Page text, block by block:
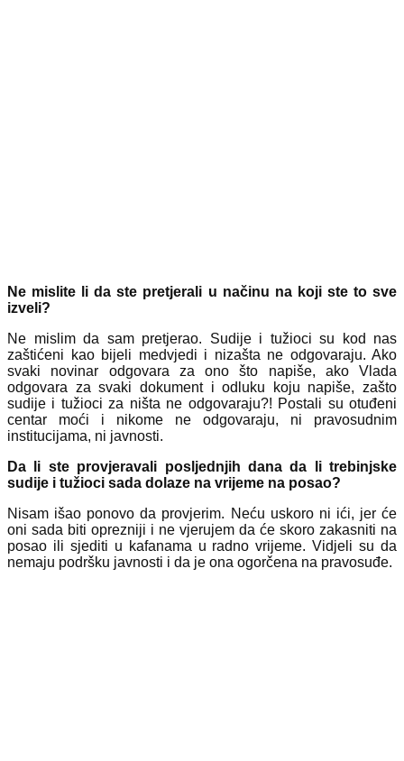
Ne mislite li da ste pretjerali u načinu na koji ste to sve
izveli?
Ne mislim da sam pretjerao. Sudije i tužioci su kod nas
zaštićeni kao bijeli medvjedi i nizašta ne odgovaraju. Ako
svaki novinar odgovara za ono što napiše, ako Vlada
odgovara za svaki dokument i odluku koju napiše, zašto
sudije i tužioci za ništa ne odgovaraju?! Postali su otuđeni
centar moći i nikome ne odgovaraju, ni pravosudnim
institucijama, ni javnosti.
Da li ste provjeravali posljednjih dana da li trebinjske
sudije i tužioci sada dolaze na vrijeme na posao?
Nisam išao ponovo da provjerim. Neću uskoro ni ići, jer će
oni sada biti oprezniji i ne vjerujem da će skoro zakasniti na
posao ili sjediti u kafanama u radno vrijeme. Vidjeli su da
nemaju podršku javnosti i da je ona ogorčena na pravosuđe.